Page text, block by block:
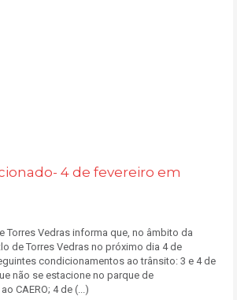
4 de fevereiro em
Torres Vedras informa que, no âmbito da
de Torres Vedras no próximo dia 4 de
condicionamentos ao trânsito: 3 e 4 de
não se estacione no parque de
CAERO; 4 de (...)